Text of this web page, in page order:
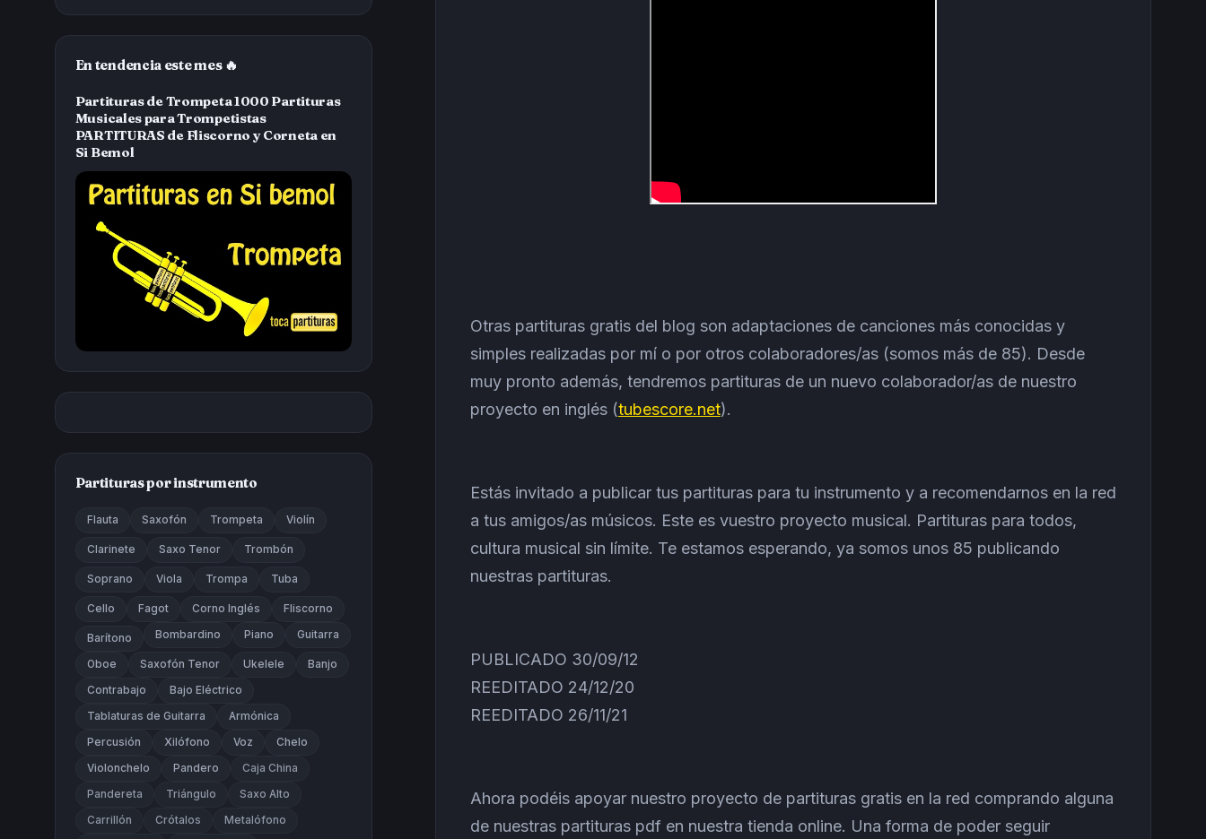
Otras partituras gratis del blog son adaptaciones de canciones más conocidas y
simples realizadas por mí o por otros colaboradores/as (somos más de 85). Desde
muy pronto además, tendremos partituras de un nuevo colaborador/as de nuestro
proyecto en inglés (tubescore.net).
Estás invitado a publicar tus partituras para tu instrumento y a recomendarnos en la red
a tus amigos/as músicos. Este es vuestro proyecto musical. Partituras para todos,
cultura musical sin límite. Te estamos esperando, ya somos unos 85 publicando
nuestras partituras.
PUBLICADO 30/09/12
REEDITADO 24/12/20
REEDITADO 26/11/21
Ahora podéis apoyar nuestro proyecto de partituras gratis en la red comprando alguna
de nuestras partituras pdf en nuestra tienda online. Una forma de poder seguir
En tendencia este mes 🔥
Partituras de Trompeta 1000 Partituras
Musicales para Trompetistas
PARTITURAS de Fliscorno y Corneta en
Si Bemol
Partituras por instrumento
Flauta Saxofón Trompeta Violín
Clarinete Saxo Tenor Trombón
Soprano Viola Trompa Tuba
Cello Fagot Corno Inglés Fliscorno
Barítono Bombardino Piano Guitarra
Oboe Saxofón Tenor Ukelele Banjo
Contrabajo Bajo Eléctrico
Tablaturas de Guitarra Armónica
Percusión Xilófono Voz Chelo
Violonchelo Pandero Caja China
Pandereta Triángulo Saxo Alto
Carrillón Crótalos Metalófono